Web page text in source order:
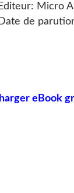
Editeur: Micro
Date de
eBook